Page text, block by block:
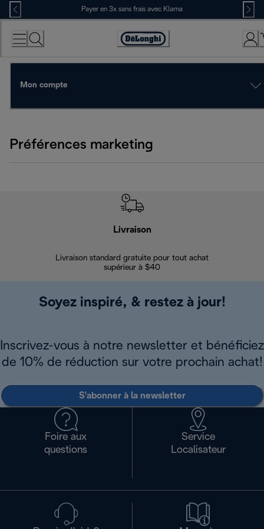
Skip
to
Content
Payer en 3x sans frais avec Klarna
Déclaration
Mon compte
Préférences marketing
Livraison
Livraison standard gratuite pour tout achat
supérieur à $40
Soyez inspiré, & restez à jour!
Inscrivez-vous à notre newsletter et bénéficiez
de 10% de réduction sur votre prochain achat!
S'abonner à la newsletter
Foire aux
questions
Service
Localisateur